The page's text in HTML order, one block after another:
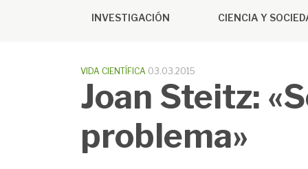
INVESTIGACIÓN CIENCIA Y
VIDA CIENTÍFICA 03.03.2015
Joan Steitz:
problema»